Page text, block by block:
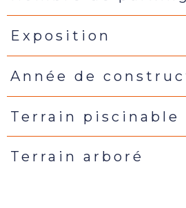
Exposition
Année de
Terrain piscinable
Terrain arboré